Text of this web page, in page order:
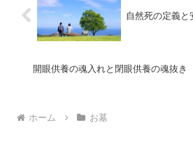
自然死の定義と
開眼供養の魂入れと閉眼供養の魂抜き
ホーム お墓